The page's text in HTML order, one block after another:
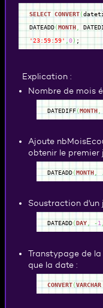
SELECT CONVERT(
DATEADD(MONTH
'23:59:59',0);
Explication :
Nombre de mois
DATEDIFF(MONTH
Ajoute
obtenir le premier
DATEADD(MONTH
Soustraction d'un
DATEADD(DAY -1
Transtypage de
que la date :
CONVERT(VARCHAR